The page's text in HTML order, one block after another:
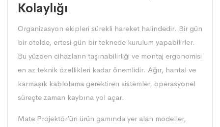
Kolaylığı
Organizasyon ekipleri sürekli hareket halindedir. Bir gün
bir otelde, ertesi gün bir teknede kurulum yapabilirler.
Bu yüzden cihazların taşınabilirliği ve montaj ergonomisi
en az teknik özellikleri kadar önemlidir. Ağır, hantal ve
karmaşık kablolama gerektiren sistemler, operasyonel
süreçte zaman kaybına yol açar.
Mate Projektör’ün ürün gamında yer alan modeller,